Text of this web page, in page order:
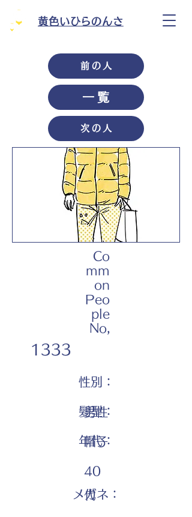
黄色いひらのんさ
前の人
一覧
次の人
Co
mm
on
Peo
ple
No,
1333
性別：
男性
髪型：
帽子
年代：
40
代
メガネ：